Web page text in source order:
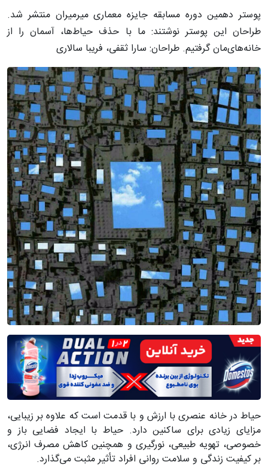
پوستر دهمین دوره مسابقه جایزه معماری میرمیران منتشر شد.
طراحان این پوستر نوشتند: ما با حذف حیاط‌ها، آسمان را از
خانه‌های‌مان گرفتیم. طراحان: سارا ثقفی، فریبا سالاری
حیاط در خانه عنصری با ارزش و با قدمت است که علاوه بر زیبایی،
مزایای زیادی برای ساکنین دارد. حیاط با ایجاد فضایی باز و
خصوصی، تهویه طبیعی، نورگیری و همچنین کاهش مصرف انرژی،
بر کیفیت زندگی و سلامت روانی افراد تأثیر مثبت می‌گذارد.